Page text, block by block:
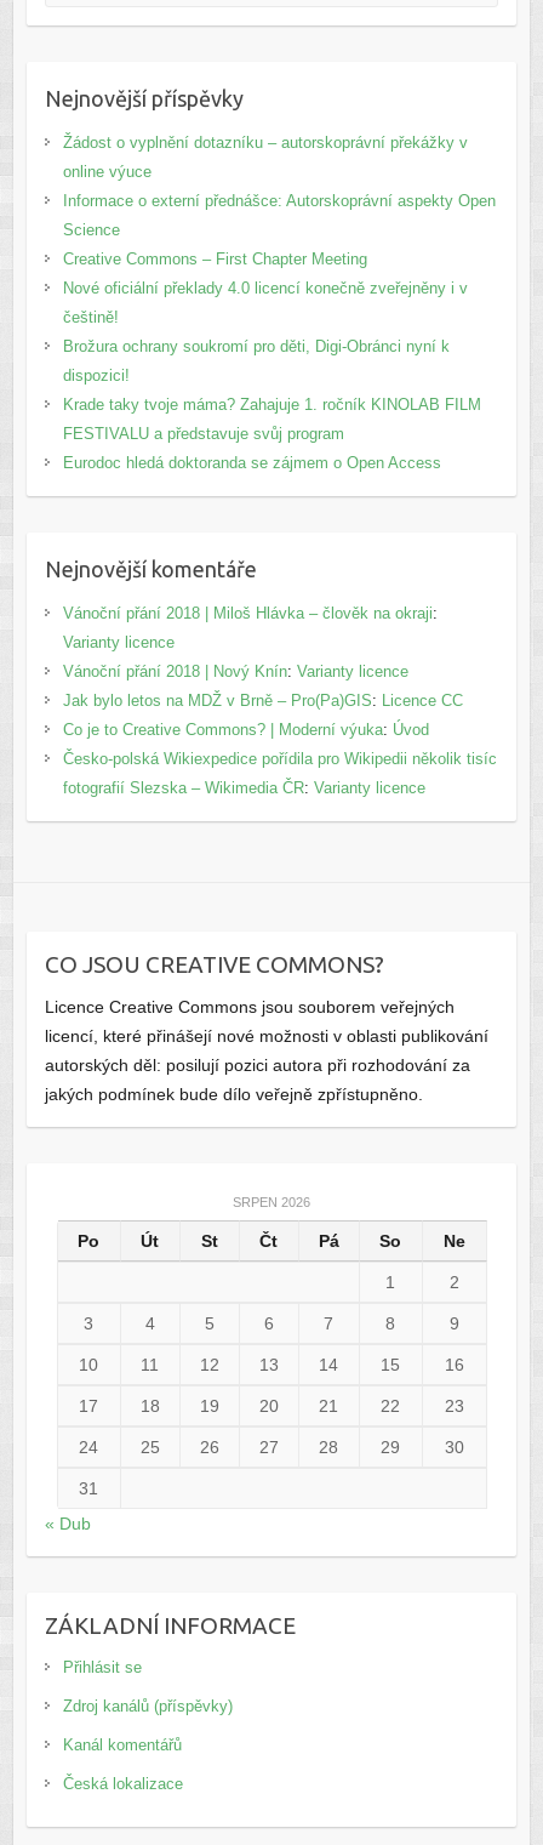
Nejnovější příspěvky
Žádost o vyplnění dotazníku – autorskoprávní překážky v
online výuce
Informace o externí přednášce: Autorskoprávní aspekty Open
Science
Creative Commons – First Chapter Meeting
Nové oficiální překlady 4.0 licencí konečně zveřejněny i v
češtině!
Brožura ochrany soukromí pro děti, Digi-Obránci nyní k
dispozici!
Krade taky tvoje máma? Zahajuje 1. ročník KINOLAB FILM
FESTIVALU a představuje svůj program
Eurodoc hledá doktoranda se zájmem o Open Access
Nejnovější komentáře
Vánoční přání 2018 | Miloš Hlávka – člověk na okraji:
Varianty licence
Vánoční přání 2018 | Nový Knín: Varianty licence
Jak bylo letos na MDŽ v Brně – Pro(Pa)GIS: Licence CC
Co je to Creative Commons? | Moderní výuka: Úvod
Česko-polská Wikiexpedice pořídila pro Wikipedii několik tisíc
fotografií Slezska – Wikimedia ČR: Varianty licence
CO JSOU CREATIVE COMMONS?
Licence Creative Commons jsou souborem veřejných
licencí, které přinášejí nové možnosti v oblasti publikování
autorských děl: posilují pozici autora při rozhodování za
jakých podmínek bude dílo veřejně zpřístupněno.
SRPEN 2026
Po Út St Čt Pá So Ne
1 2
3 4 5 6 7 8 9
10 11 12 13 14 15 16
17 18 19 20 21 22 23
24 25 26 27 28 29 30
31
« Dub
ZÁKLADNÍ INFORMACE
Přihlásit se
Zdroj kanálů (příspěvky)
Kanál komentářů
Česká lokalizace